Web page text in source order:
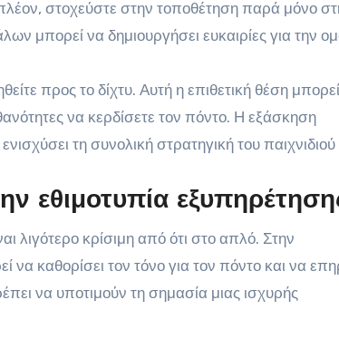
στοχεύστε στην τοποθέτηση παρά μόνο
μπορεί να δημιουργήσει ευκαιρίες για την
προς το δίχτυ. Αυτή η επιθετική θέση
να κερδίσετε τον πόντο. Η εξάσκηση
τη συνολική στρατηγική του
εθιμοτυπία
λιγότερο κρίσιμη από ότι στο απλό. Στην
καθορίσει τον τόνο για τον πόντο και να
να υποτιμούν τη σημασία μιας ισχυρής